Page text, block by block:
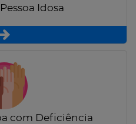
Idosa
com Deficiência